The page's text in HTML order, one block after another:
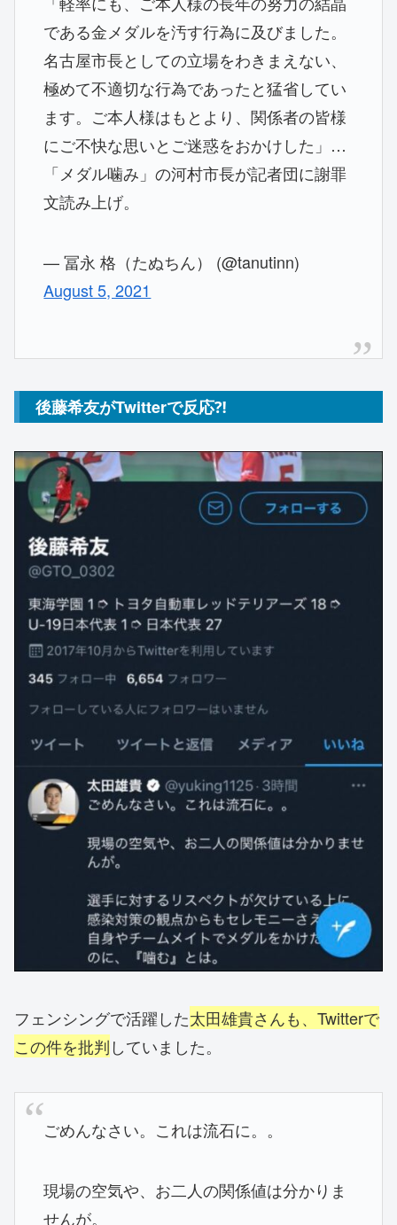
である金メダルを汚す行為に及びました。
名古屋市長としての立場をわきまえない、
極めて不適切な行為であったと猛省してい
ます。ご本人様はもとより、関係者の皆様
にご不快な思いとご迷惑をおかけした」…
「メダル噛み」の河村市長が記者団に謝罪
文読み上げ。
— 冨永 格（たぬちん） (@tanutinn)
August 5, 2021
後藤希友がTwitterで反応⁈
フェンシングで活躍した太田雄貴さんも、Twitterで
この件を批判していました。
ごめんなさい。これは流石に。。
現場の空気や、お二人の関係値は分かりま
せんが。